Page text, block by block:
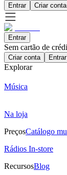
Entrar Criar conta
Entrar
Sem cartão de
Criar conta Entrar
Explorar
Música
Na loja
PreçosCatálogo
Rádios In-store
RecursosBlog